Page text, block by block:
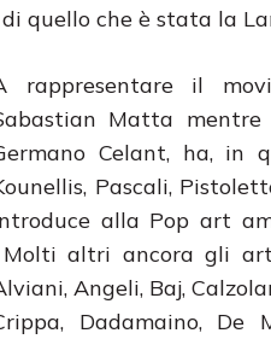
quello che è stata la
rappresentare il
Matta mentre
Celant, ha, in
Pascali,
alla Pop art
Molti altri ancora gli
Angeli, Baj,
Dadamaino, De